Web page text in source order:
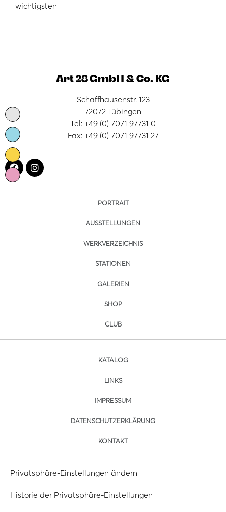
wichtigsten
Art 28 GmbH & Co. KG
Schaffhausenstr. 123
72072 Tübingen
Tel: +49 (0) 7071 97731 0
Fax: +49 (0) 7071 97731 27
PORTRAIT
AUSSTELLUNGEN
WERKVERZEICHNIS
STATIONEN
GALERIEN
SHOP
CLUB
KATALOG
LINKS
IMPRESSUM
DATENSCHUTZERKLÄRUNG
KONTAKT
Privatsphäre-Einstellungen ändern
Historie der Privatsphäre-Einstellungen